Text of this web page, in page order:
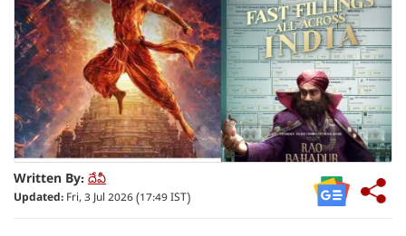
Written By: దేవీ
Updated: Fri, 3 Jul 2026 (17:49 IST)